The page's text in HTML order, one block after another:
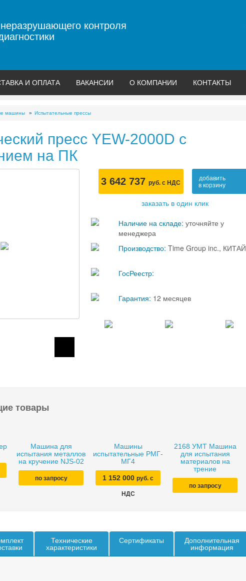
контроля
И ОПЛАТА ВАКАНСИИ О КОМПАНИИ КОНТАКТЫ
машины Испытательные прессы
пресс YEW-2000D с
на ПК
3 642 737 руб. с НДС
добавить
в корзину
заказать в один клик
Наличие на складе: уточняйте у
менеджера
Производство: Time Group inc., КИТАЙ
ГосРеестр:
Гарантия: 12 месяцев
товары
Машина для
испытания металлов
на кручение NJS-02
по запросу
Машины
испытательные РМГ-
МГ4
1 152 000 руб. с
НДС
2168 УМТ Машина
для испытания
материалов на
трение
по запросу
Технические
характеристики
Сертификаты
Дополнительная
информация